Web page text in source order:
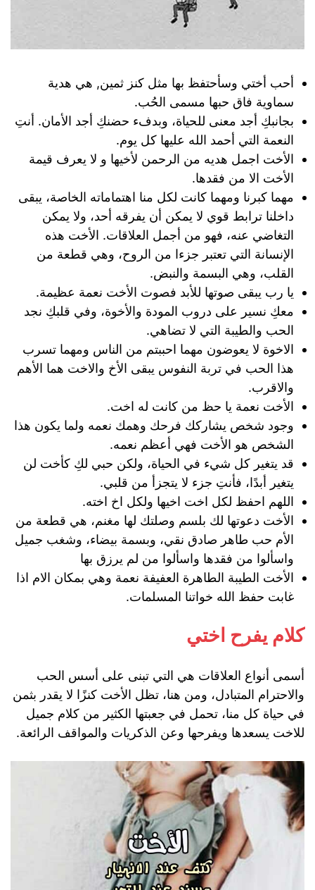
أحب أختي وسأحتفظ بها مثل كنز ثمين, هي هدية
سماوية فاق حبها مسمى الحُب.
بجانبكِ أجد معنى للحياة، وبدفء حضنكِ أجد الأمان. أنتِ
النعمة التي أحمد الله عليها كل يوم.
الأخت اجمل هديه من الرحمن لأخيها و لا يعرف قيمة
الأخت الا من فقدها.
مهما كبرنا ومهما كانت لكل منا اهتماماته الخاصة، يبقى
داخلنا ترابط قوي لا يمكن أن يفرقه أحد، ولا يمكن
التغاضي عنه، فهو من أجمل العلاقات. الأخت هذه
الإنسانة التي تعتبر جزءا من الروح، وهي قطعة من
القلب، وهي البسمة والنبض.
يا رب يبقى صوتها للأبد فصوت الأخت نعمة عظيمة.
معكِ نسير على دروب المودة والأخوة، وفي قلبكِ نجد
الحب والطيبة التي لا تضاهي.
الاخوة لا يعوضون مهما احببتم من الناس ومهما تسرب
هذا الحب في تربة النفوس يبقى الأخ والاخت هما الأهم
والاقرب.
الأخت نعمة يا حظ من كانت له اخت.
وجود شخص يشاركك فرحك وهمك نعمه ولما يكون هذا
الشخص هو الأخت فهي أعظم نعمه.
قد يتغير كل شيء في الحياة، ولكن حبي لكِ كأخت لن
يتغير أبدًا، فأنتِ جزء لا يتجزأ من قلبي.
اللهم احفظ لكل اخت اخيها ولكل اخ اخته.
الأخت دعوتها لك بلسم وصلتك لها مغنم، هي قطعة من
الأم حب طاهر صادق نقي، وبسمة بيضاء، وشغب جميل
واسألوا من فقدها واسألوا من لم يرزق بها
الأخت الطيبة الطاهرة العفيفة نعمة وهي بمكان الام اذا
غابت حفظ الله خواتنا المسلمات.
كلام يفرح اختي
أسمى أنواع العلاقات هي التي تبنى على أسس الحب
والاحترام المتبادل، ومن هنا، تظل الأخت كنزًا لا يقدر بثمن
في حياة كل منا، تحمل في جعبتها الكثير من كلام جميل
للاخت يسعدها ويفرحها وعن الذكريات والمواقف الرائعة.